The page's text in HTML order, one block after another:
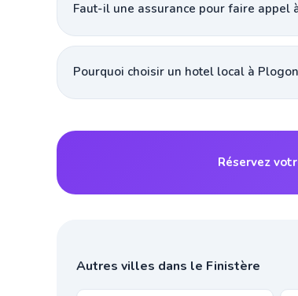
Faut-il une assurance pour faire appel
Pourquoi choisir un hotel local à
Réservez
Autres villes dans le Finistère